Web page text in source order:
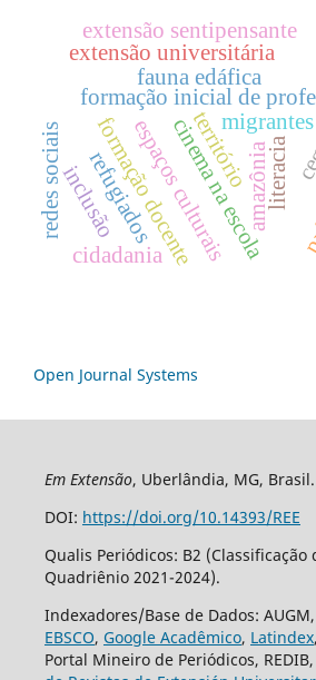
espaços culturais
formação inicial de
amazônia
fauna edáfica
cinema na escola
formação docente
extensão universitária
extensão sentipensante
território
refugiados
migrantes
literacia
cidadania
inclusão
redes sociais
Open Journal Systems
Em Extensão, Uberlândia, MG,
DOI: https://doi.org/10.14393/REE
Qualis Periódicos: B2 (Classificação
Quadriênio 2021-2024).
Indexadores/Base de Dados: AUGM,
EBSCO, Google Acadêmico, Latindex
Portal Mineiro de Periódicos, REDIB,